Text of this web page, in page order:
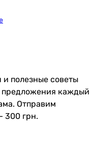
ДВ 300х300с
полезные советы
предложения каждый
Отправим
300 грн.